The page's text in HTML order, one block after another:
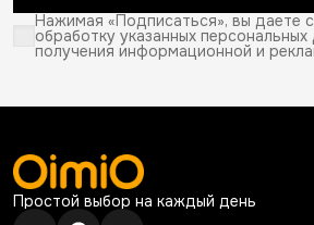
Нажимая «Подписаться», вы даете
обработку указанных
получения информационной и
Простой выбор на каждый день